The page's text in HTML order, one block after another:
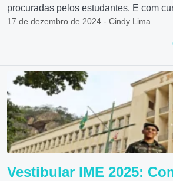
procuradas pelos estudantes. E com
17 de dezembro de 2024 - Cindy Lima
Vestibular IME 2025: